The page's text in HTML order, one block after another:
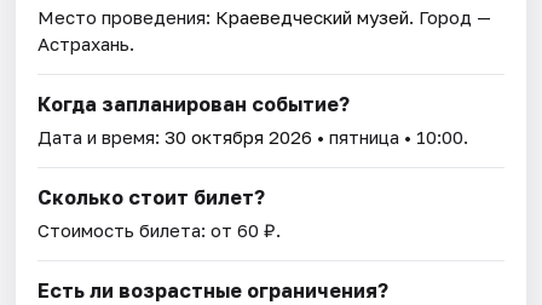
Место проведения: Краеведческий музей. Город —
Астрахань.
Когда запланирован событие?
Дата и время:30 октября 2026 • пятница • 10:00.
Сколько стоит билет?
Стоимость билета: от 60 ₽.
Есть ли возрастные ограничения?